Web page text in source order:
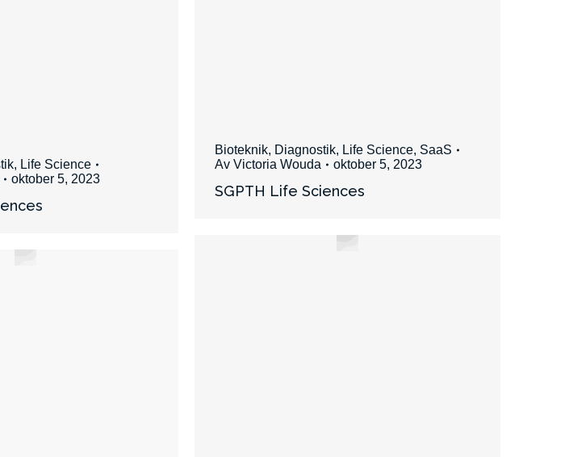
Bioteknik, Diagnostik, Life Science, SaaS
Av Victoria Wouda oktober 5, 2023
SGPTH Life Sciences
, Life Science
oktober 5, 2023